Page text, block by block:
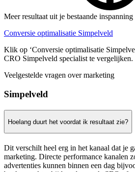
Meer resultaat uit je bestaande
Conversie optimalisatie Simpelveld
Klik op ‘Conversie optimalisatie
CRO Simpelveld specialist te vergelijken.
Veelgestelde vragen over marketing
Simpelveld
Hoelang duurt het voordat ik resultaat zie?
Dit verschilt heel erg in het kanaal dat je
marketing. Directe performance kanalen
advertenties kunnen binnen een dag